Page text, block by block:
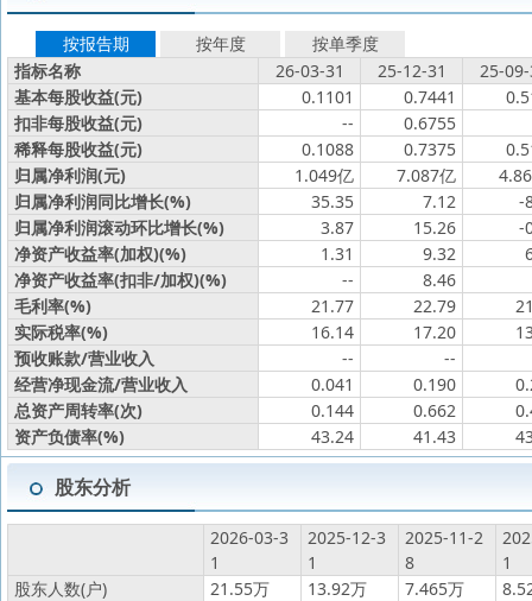
按报告期 按年度
按单季度
指标名称
26-03-31 25-12-31
25-
基本每股收益(元)
0.1101 0.7441
扣非每股收益(元)
--
0.6755
稀释每股收益(元)
0.1088 0.7375
归属净利润(元)
1.049亿 7.087亿
归属净利润同比增长(%)
35.35 7.12
-
归属净利润滚动环比增长(%)
3.87 15.26
-
净资产收益率(加权)(%)
1.31 9.32
净资产收益率(扣非/加权)(%)
--
8.46
毛利率(%)
21.77 22.79
实际税率(%)
16.14 17.20
预收账款/营业收入
--
--
经营净现金流/营业收入
0.041 0.190
总资产周转率(次)
0.144 0.662
资产负债率(%)
43.24 41.43
股东分析
2026-03-3
1
2025-12-3
1
2025-11-2
8
1
股东人数(户)
21.55万 13.92万 7.465万